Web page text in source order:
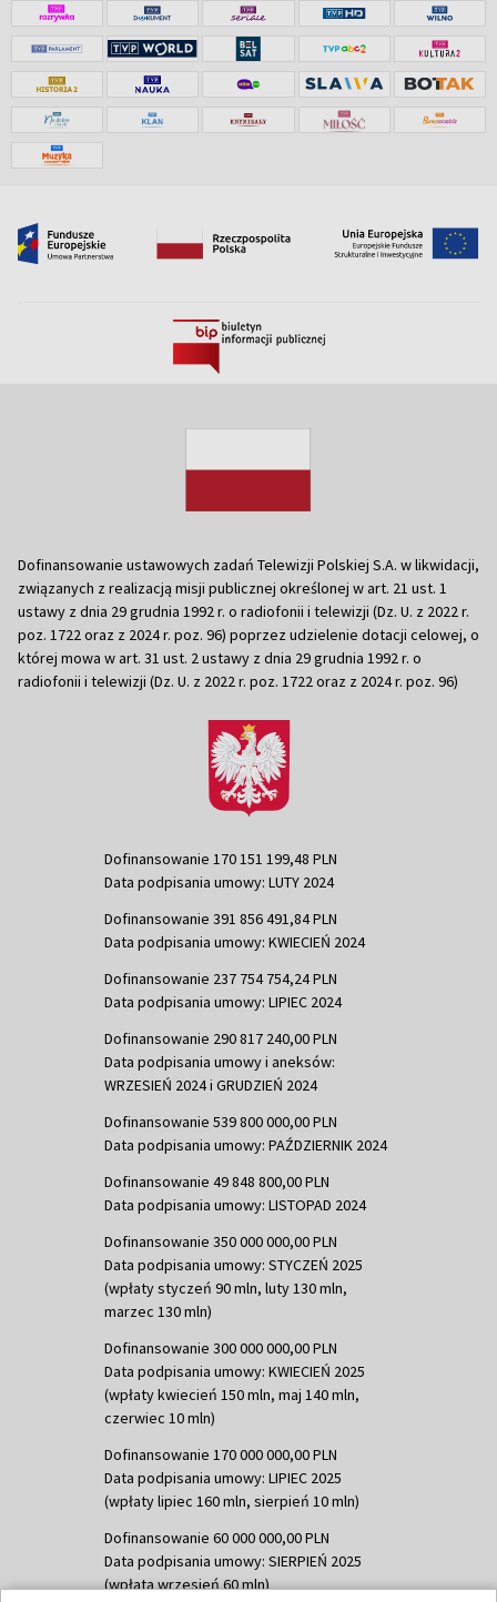
Dofinansowanie ustawowych zadań Telewizji Polskiej S.A. w likwidacji,
związanych z realizacją misji publicznej określonej w art. 21 ust. 1
ustawy z dnia 29 grudnia 1992 r. o radiofonii i telewizji (Dz. U. z 2022 r.
poz. 1722 oraz z 2024 r. poz. 96) poprzez udzielenie dotacji celowej, o
której mowa w art. 31 ust. 2 ustawy z dnia 29 grudnia 1992 r. o
radiofonii i telewizji (Dz. U. z 2022 r. poz. 1722 oraz z 2024 r. poz. 96)
Dofinansowanie 170 151 199,48 PLN
Data podpisania umowy: LUTY 2024
Dofinansowanie 391 856 491,84 PLN
Data podpisania umowy: KWIECIEŃ 2024
Dofinansowanie 237 754 754,24 PLN
Data podpisania umowy: LIPIEC 2024
Dofinansowanie 290 817 240,00 PLN
Data podpisania umowy i aneksów:
WRZESIEŃ 2024 i GRUDZIEŃ 2024
Dofinansowanie 539 800 000,00 PLN
Data podpisania umowy: PAŹDZIERNIK 2024
Dofinansowanie 49 848 800,00 PLN
Data podpisania umowy: LISTOPAD 2024
Dofinansowanie 350 000 000,00 PLN
Data podpisania umowy: STYCZEŃ 2025
(wpłaty styczeń 90 mln, luty 130 mln,
marzec 130 mln)
Dofinansowanie 300 000 000,00 PLN
Data podpisania umowy: KWIECIEŃ 2025
(wpłaty kwiecień 150 mln, maj 140 mln,
czerwiec 10 mln)
Dofinansowanie 170 000 000,00 PLN
Data podpisania umowy: LIPIEC 2025
(wpłaty lipiec 160 mln, sierpień 10 mln)
Dofinansowanie 60 000 000,00 PLN
Data podpisania umowy: SIERPIEŃ 2025
(wpłata wrzesień 60 mln)